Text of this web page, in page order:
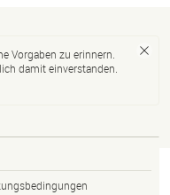
Vorgaben zu erinnern.
damit einverstanden.